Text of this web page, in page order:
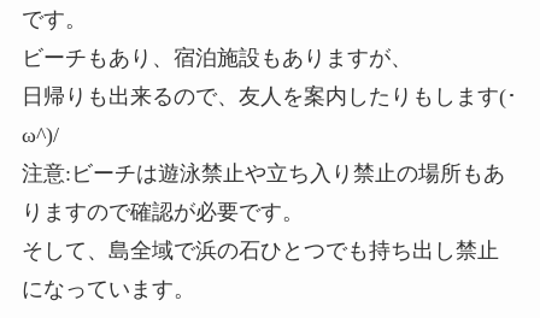
です。
ビーチもあり、宿泊施設もありますが、
日帰りも出来るので、友人を案内したりもします(･
ω^)/
注意:ビーチは遊泳禁止や立ち入り禁止の場所もあ
りますので確認が必要です。
そして、島全域で浜の石ひとつでも持ち出し禁止
になっています。